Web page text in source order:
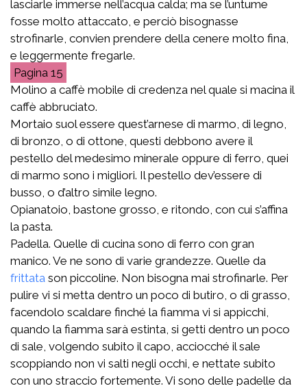
lasciarle immerse nell’acqua calda; ma se l’untume
fosse molto attaccato, e perciò bisognasse
strofinarle, convien prendere della cenere molto fina,
e leggermente fregarle.
15
Molino a caffè mobile di credenza nel quale si macina il
caffè abbruciato.
Mortaio suol essere quest’arnese di marmo, di legno,
di bronzo, o di ottone, questi debbono avere il
pestello del medesimo minerale oppure di ferro, quei
di marmo sono i migliori. Il pestello dev’essere di
busso, o d’altro simile legno.
Opianatoio, bastone grosso, e ritondo, con cui s’affina
la pasta.
Padella. Quelle di cucina sono di ferro con gran
manico. Ve ne sono di varie grandezze. Quelle da
frittata son piccoline. Non bisogna mai strofinarle. Per
pulire vi si metta dentro un poco di butiro, o di grasso,
facendolo scaldare finché la fiamma vi si appicchi,
quando la fiamma sarà estinta, si getti dentro un poco
di sale, volgendo subito il capo, acciocché il sale
scoppiando non vi salti negli occhi, e nettate subito
con uno straccio fortemente. Vi sono delle padelle da